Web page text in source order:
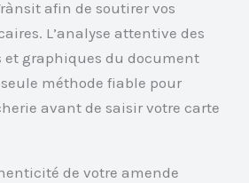
afin de soutirer vos
L’analyse attentive des
et graphiques du document
méthode fiable pour
avant de saisir votre carte
de votre amende